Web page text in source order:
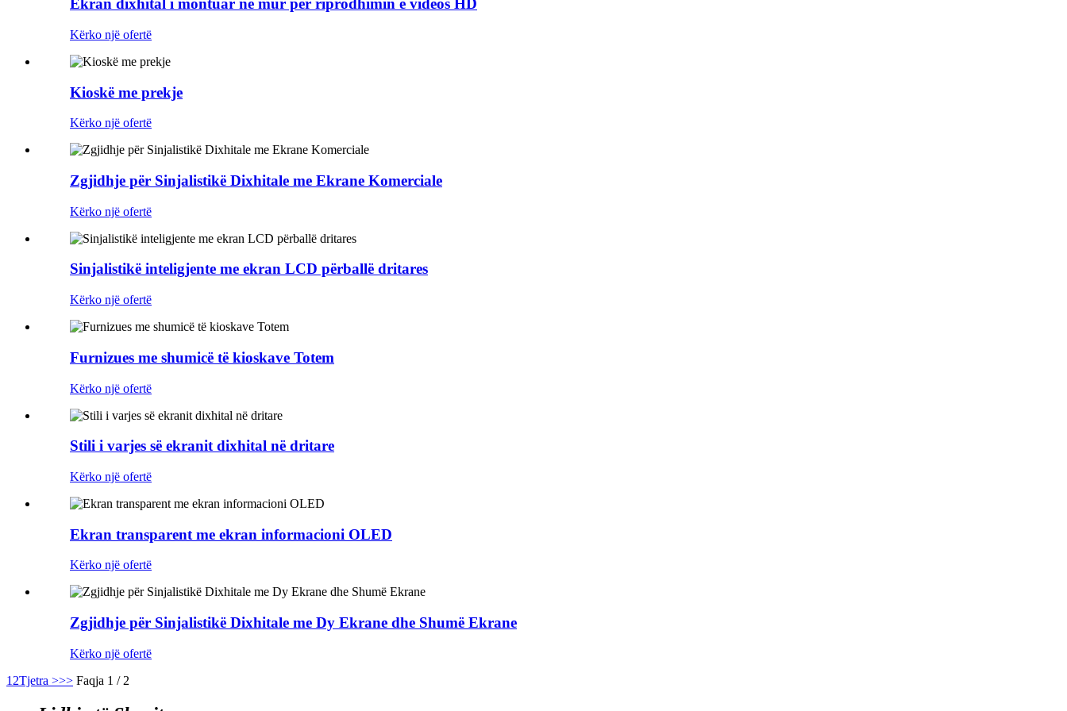
Ekran dixhital i montuar në mur për riprodhimin e videos HD
Kërko një ofertë
Kioskë me prekje
Kërko një ofertë
Zgjidhje për Sinjalistikë Dixhitale me Ekrane Komerciale
Kërko një ofertë
Sinjalistikë inteligjente me ekran LCD përballë dritares
Kërko një ofertë
Furnizues me shumicë të kioskave Totem
Kërko një ofertë
Stili i varjes së ekranit dixhital në dritare
Kërko një ofertë
Ekran transparent me ekran informacioni OLED
Kërko një ofertë
Zgjidhje për Sinjalistikë Dixhitale me Dy Ekrane dhe Shumë Ekrane
Kërko një ofertë
1 2Tjetra >>> Faqja 1 / 2